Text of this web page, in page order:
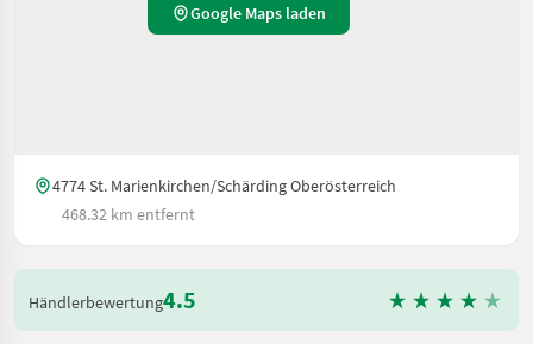
Google Maps laden
4774 St. Marienkirchen/Schärding Oberösterreich
468.32 km entfernt
Händlerbewertung4.5